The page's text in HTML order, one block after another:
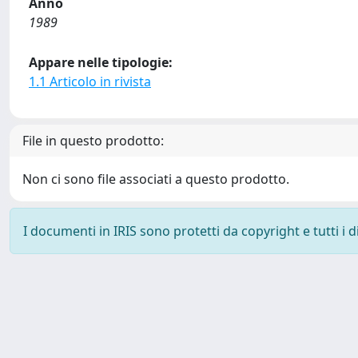
1989
Appare nelle tipologie:
1.1 Articolo in rivista
File in questo prodotto:
Non ci sono file associati a questo prodotto.
I documenti in IRIS sono protetti da copyright e tutti i